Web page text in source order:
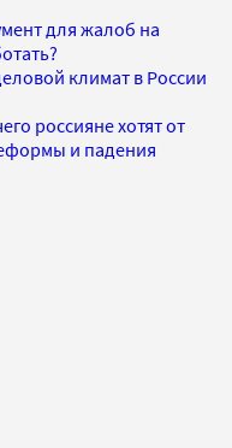
для жалоб на
климат в России
россияне хотят от
и падения